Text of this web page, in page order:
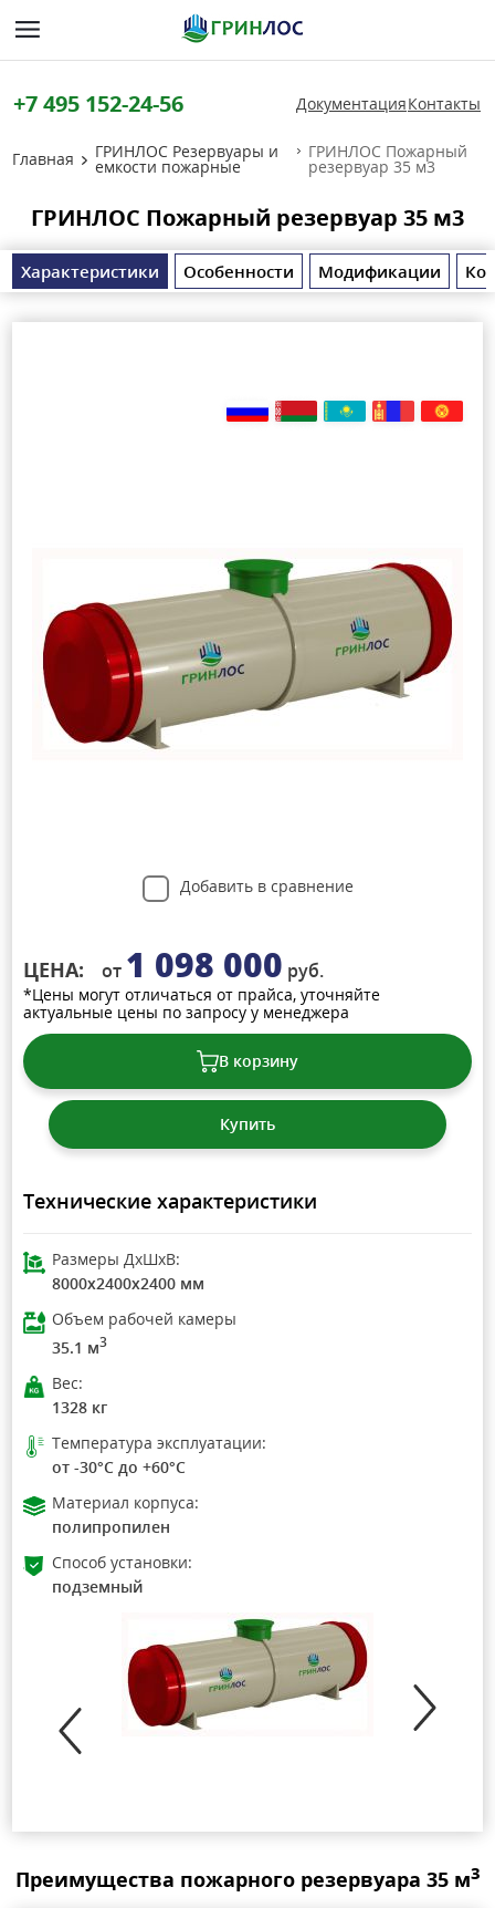
+7 495 152-24-56 ДокументацияКонтакты
Главная ГРИНЛОС Резервуары и
емкости пожарные
ГРИНЛОС Пожарный
резервуар 35 м3
ГРИНЛОС Пожарный резервуар 35 м3
Характеристики Особенности Модификации
Добавить в сравнение
ЦЕНА: от 1 098 000 руб.
*Цены могут отличаться от прайса, уточняйте
актуальные цены по запросу у менеджера
В корзину
Купить
Технические характеристики
Размеры ДхШхВ:
8000x2400x2400 мм
Объем рабочей камеры
35.1 м3
Вес:
1328 кг
Температура эксплуатации:
от -30°C до +60°C
Материал корпуса:
полипропилен
Способ установки:
подземный
Преимущества пожарного резервуара 35 м3